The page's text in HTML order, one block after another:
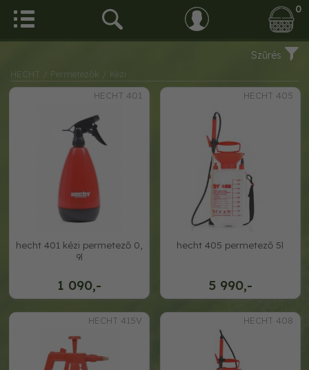
0
Szűrés
HECHT / Permetezők
/ Kézi
HECHT 401
1 090,-
hecht 401 kézi permetező 0,
9l
HECHT 405
5 990,-
hecht 405 permetező 5l
HECHT 415V HECHT 408